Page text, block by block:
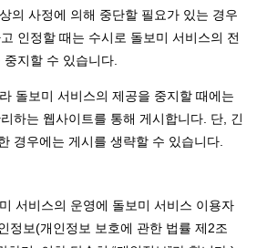
의 사정에 의해 중단할 필요가 있는 경우
인정할 때는 수시로 돌보미 서비스의 전
지할 수 있습니다.
돌보미 서비스의 제공을 중지할 때에는
하는 웹사이트를 통해 게시합니다. 단, 긴
경우에는 게시를 생략할 수 있습니다.
서비스의 운영에 돌보미 서비스 이용자
정보(개인정보 보호에 관한 법률 제2조